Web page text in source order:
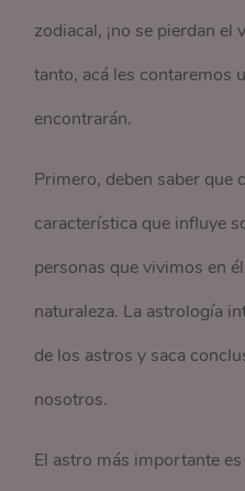
zodiacal, ¡no se pierdan
tanto, acá les contaremos
encontrarán.
Primero, deben saber que
característica que influye
personas que vivimos en
naturaleza. La astrología
de los astros y saca
nosotros.
El astro más importante